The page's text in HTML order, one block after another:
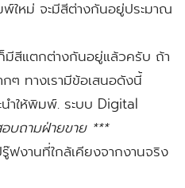
หม่ จะมีสีต่างกันอยู่ประมาณ
สีแตกต่างกันอยู่แล้วครับ ถ้า
ๆ ทางเรามีข้อเสนอดังนี้
นำให้พิมพ์. ระบบ Digital
อบถามฝ่ายขาย ***
งานที่ใกล้เคียงจากงานจริง